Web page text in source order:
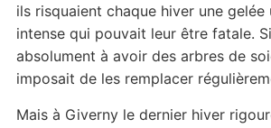
ils risquaient chaque hiver une gelée
intense qui pouvait leur être fatale.
absolument à avoir des arbres de
imposait de les remplacer
Mais à Giverny le dernier hiver